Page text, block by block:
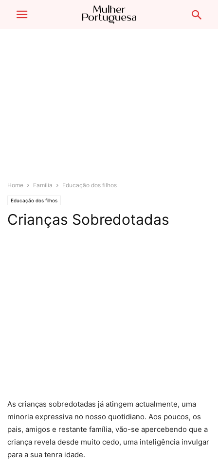
Home Família Educação dos filhos
Educação dos filhos
Crianças Sobredotadas
As crianças sobredotadas já atingem actualmente, uma
minoria expressiva no nosso quotidiano. Aos poucos, os
pais, amigos e restante família, vão-se apercebendo que a
criança revela desde muito cedo, uma inteligência invulgar
para a sua tenra idade.